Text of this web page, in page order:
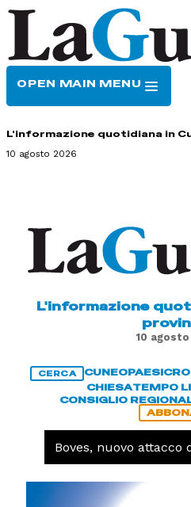
OPEN MAIN MENU
L'informazione quotidiana in
10 agosto 2026
L'informazione
10
CERCA CUNEOPAESI
CHIESATEMPO
CONSIGLIO
Boves, nuovo